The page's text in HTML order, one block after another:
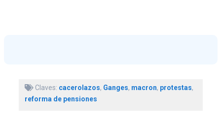
Claves: cacerolazos, Ganges, macron, protestas,
reforma de pensiones